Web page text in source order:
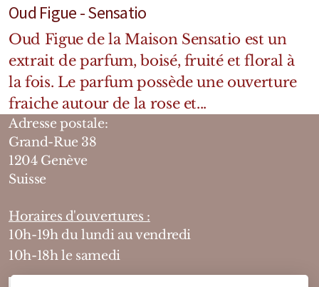
Oud Figue - Sensatio
Oud Figue de la Maison Sensatio est un
extrait de parfum, boisé, fruité et floral à
la fois. Le parfum possède une ouverture
fraiche autour de la rose et...
Adresse postale:
Grand-Rue 38
1204 Genève
Suisse
Horaires d'ouvertures :
10h-19h du lundi au vendredi
10h-18h le samedi